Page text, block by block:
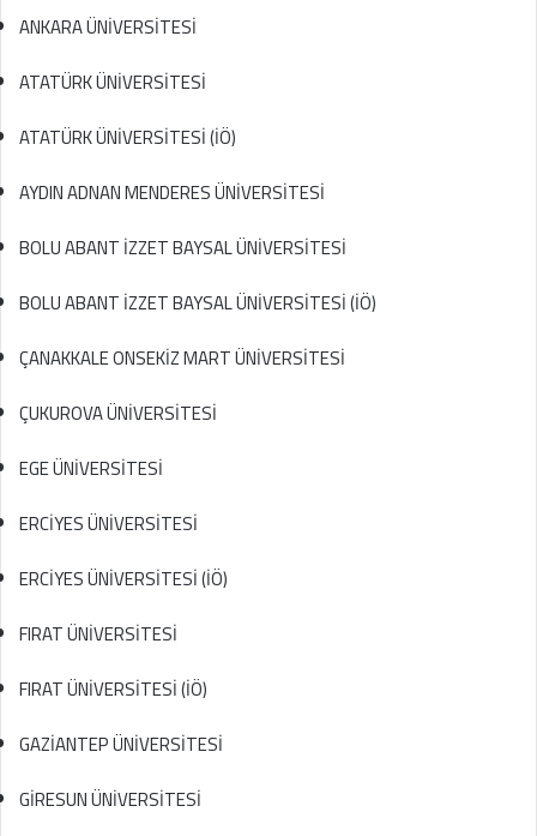
ANKARA ÜNİVERSİTESİ
ATATÜRK ÜNİVERSİTESİ
ATATÜRK ÜNİVERSİTESİ (İÖ)
AYDIN ADNAN MENDERES ÜNİVERSİTESİ
BOLU ABANT İZZET BAYSAL ÜNİVERSİTESİ
BOLU ABANT İZZET BAYSAL ÜNİVERSİTESİ (İÖ)
ÇANAKKALE ONSEKİZ MART ÜNİVERSİTESİ
ÇUKUROVA ÜNİVERSİTESİ
EGE ÜNİVERSİTESİ
ERCİYES ÜNİVERSİTESİ
ERCİYES ÜNİVERSİTESİ (İÖ)
FIRAT ÜNİVERSİTESİ
FIRAT ÜNİVERSİTESİ (İÖ)
GAZİANTEP ÜNİVERSİTESİ
GİRESUN ÜNİVERSİTESİ